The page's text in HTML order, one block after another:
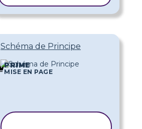
Schéma de Principe
PRIME
MISE EN PAGE